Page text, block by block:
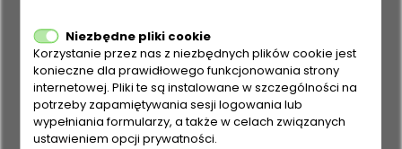
Gdzie kupić
Niezbędne pliki cookie
Korzystanie przez nas z niezbędnych plików cookie jest
konieczne dla prawidłowego funkcjonowania strony
internetowej. Pliki te są instalowane w szczególności na
potrzeby zapamiętywania sesji logowania lub
wypełniania formularzy, a także w celach związanych
ustawieniem opcji prywatności.